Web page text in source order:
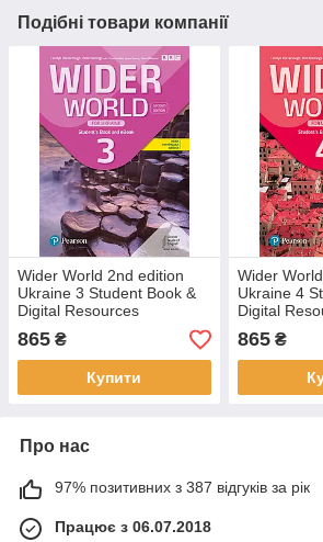
Подібні товари компанії
Wider World 2nd edition
Ukraine 3 Student Book &
Digital Resources
(Підручник - оригінал)
865 ₴
Купити
Wider
Ukraine 4
Digital
(Підручник -
865₴
Про нас
97% позитивних з 387 відгуків за рік
Працює з 06.07.2018